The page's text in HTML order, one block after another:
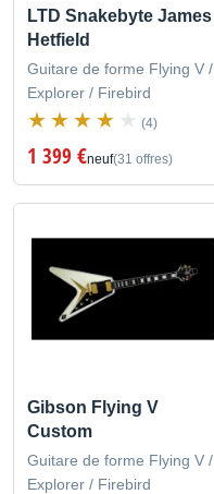
LTD Snakebyte James
Hetfield
Guitare de forme Flying V /
Explorer / Firebird
(4)
1 399 €neuf(31 offres)
Gibson Flying V
Custom
Guitare de forme Flying V /
Explorer / Firebird